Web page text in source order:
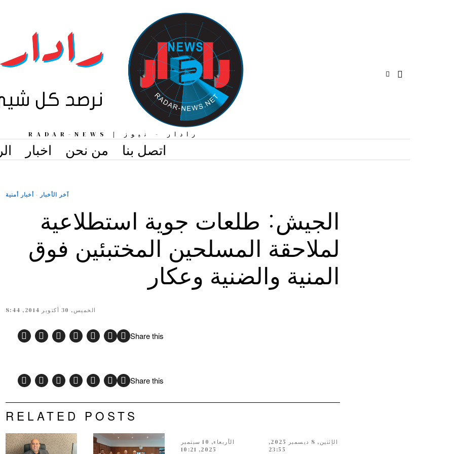
رادار - نيوز | RADAR-NEWS
اخبار من نحن اتصل بنا
آخر الأخبار · أخبار أمنية
الجيش: طلعات جوية استطلاعية
لملاحقة المسلحين المختبئين فوق
المنية والضنية وعكار
الخميس, 30 أكتوبر 2014, 8:44
Share this
Share this
RELATED POSTS
الإثنين, 8 ديسمبر 2025,
23:55
الأربعاء, 10 سبتمبر
2025, 10:21